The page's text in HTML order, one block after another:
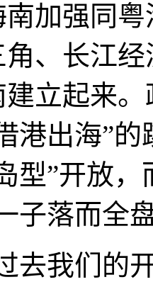
强同粤
、长江
立起来
港出海”
型”开放
子落而全
我们的开